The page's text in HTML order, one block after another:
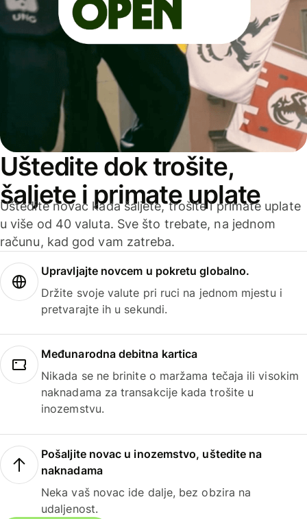
Uštedite dok trošite,
šaljete i primate uplate
Uštedite novac kada šaljete, trošite i primate uplate
u više od 40 valuta. Sve što trebate, na jednom
računu, kad god vam zatreba.
Upravljajte novcem u pokretu globalno.
Držite svoje valute pri ruci na jednom mjestu i
pretvarajte ih u sekundi.
Međunarodna debitna kartica
Nikada se ne brinite o maržama tečaja ili visokim
naknadama za transakcije kada trošite u
inozemstvu.
Pošaljite novac u inozemstvo, uštedite na
naknadama
Neka vaš novac ide dalje, bez obzira na
udaljenost.